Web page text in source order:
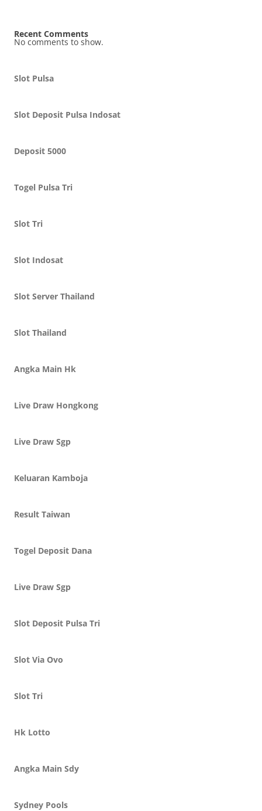
Recent Comments
No comments to show.
Slot Pulsa
Slot Deposit Pulsa Indosat
Deposit 5000
Togel Pulsa Tri
Slot Tri
Slot Indosat
Slot Server Thailand
Slot Thailand
Angka Main Hk
Live Draw Hongkong
Live Draw Sgp
Keluaran Kamboja
Result Taiwan
Togel Deposit Dana
Live Draw Sgp
Slot Deposit Pulsa Tri
Slot Via Ovo
Slot Tri
Hk Lotto
Angka Main Sdy
Sydney Pools